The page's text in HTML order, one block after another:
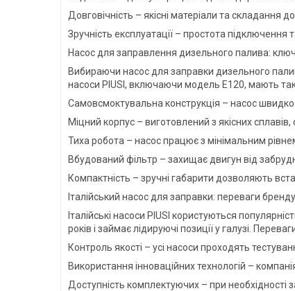
Довговічність – якісні матеріали та складання
Зручність експлуатації – простота
Насос для заправлення дизельного палива:
Вибираючи насос для заправки дизельного
насоси PIUSI, включаючи модель E120, мають
Самовсмоктувальна конструкція – насос
Міцний корпус – виготовлений з якісних
Тиха робота – насос працює з мінімальним
Вбудований фільтр – захищає двигун від
Компактність – зручні габарити дозволяють
Італійський насос для заправки: переваги бренду
Італійські насоси PIUSI користуються
років і займає лідируючі позиції у галузі.
Контроль якості – усі насоси проходять
Використання інноваційних технологій –
Доступність комплектуючих – при необхідності